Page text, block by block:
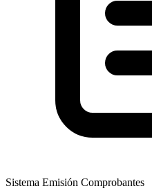
Sistema Emisión Comprobantes